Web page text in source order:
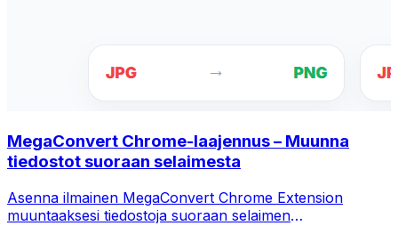
MegaConvert Chrome-laajennus – Muunna
tiedostot suoraan selaimesta
Asenna ilmainen MegaConvert Chrome Extension
muuntaaksesi tiedostoja suoraan selaimen